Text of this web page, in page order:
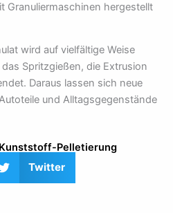
Granuliermaschinen hergestellt
wird auf vielfältige Weise
Spritzgießen, die Extrusion
Daraus lassen sich neue
und Alltagsgegenstände
Kunststoff-Pelletierung
Twitter